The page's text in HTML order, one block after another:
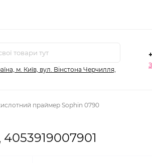
м. Київ, вул. Вінстона Черчилля,
праймер Sophin 0790